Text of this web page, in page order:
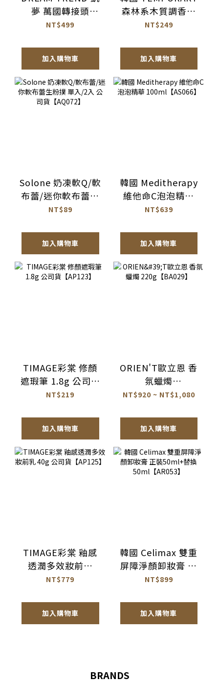
夢 萬國轉接頭
【BH017】
NT$499
加入購物車
森林系木質調香氛
潤髮乳
NT$249
加入購物車
Solone 奶凍軟Q/軟
布蕾/迷你軟布蕾生
粉撲 單入/2入 公司
NT$89
加入購物車
韓國 Meditherapy
維他命C泡泡精華
100ml【AS066】
NT$639
加入購物車
TIMAGE彩棠 修顏
遮瑕筆 1.8g 公司貨
【AP123】
NT$219
加入購物車
ORIEN'T歐立恩 香
氛蠟燭
220g【BA029】
NT$920 ~ NT$1,080
加入購物車
TIMAGE彩棠 釉感
透潤多效妝前乳
40g 公司貨
NT$779
加入購物車
韓國 Celimax 雙重
屏障淨顏卸妝膏 正
裝50ml+替換
NT$899
加入購物車
BRANDS